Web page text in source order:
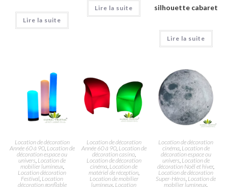
Lire la suite
Lire la suite
silhouette cabaret
Lire la suite
Location de décoration
Année 60 à 90, Location de
décoration espace ou
univers Location de
mobilier lumineux,
Location décoration
Festival Location
décoration gonflable
Location de décoration
Année 60 à 90, Location de
décoration casino,
Location de décoration
cinéma Location de
matériel de réception,
Location de mobilier
lumineux Location
Location de décoration
cinéma Location de
décoration espace ou
univers Location de
décoration Noël et hiver,
Location de décoration
Super-Héros Location de
mobilier lumineux